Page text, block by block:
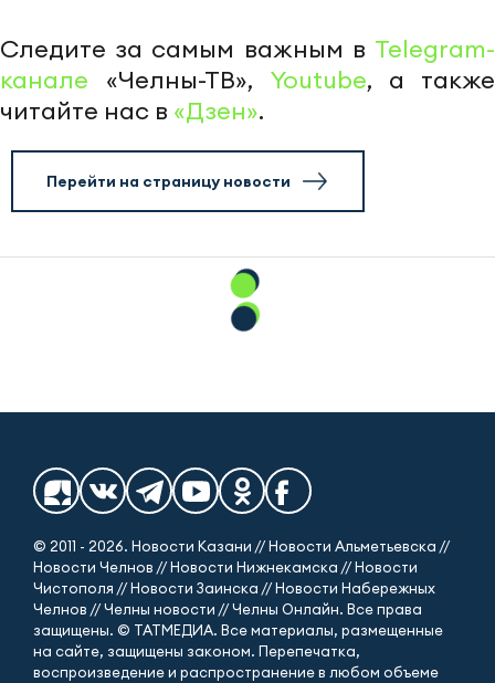
Следите за самым важным в Telegram-
канале «Челны-ТВ», Youtube, а также
читайте нас в «Дзен».
Перейти на страницу новости
© 2011 - 2026. Новости Казани // Новости Альметьевска //
Новости Челнов // Новости Нижнекамска // Новости
Чистополя // Новости Заинска // Новости Набережных
Челнов // Челны новости // Челны Онлайн. Все права
защищены. © ТАТМЕДИА. Все материалы, размещенные
на сайте, защищены законом. Перепечатка,
воспроизведение и распространение в любом объеме